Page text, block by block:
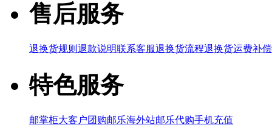
售后服务
退换货规则 退款说明联系客服退换货流程退换货运费补
特色服务
邮掌柜大客户团购邮乐海外站邮乐代购手机充值